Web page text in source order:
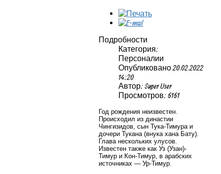
Подробности
Категория:
Персоналии
Опубликовано 20.02.2022
14:20
Автор: Super User
Просмотров: 6161
Год рождения неизвестен.
Происходил из династии
Чингизидов, сын Тука-Тимура и
дочери Тукана (внука хана Бату).
Глава нескольких улусов.
Известен также как Уз (Узан)-
Тимур и Кон-Тимур, в арабских
источниках — Ур-Тимур.